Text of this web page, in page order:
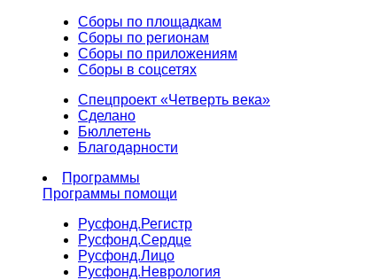
Сборы по площадкам
Сборы по регионам
Сборы по приложениям
Сборы в соцсетях
Спецпроект «Четверть века»
Сделано
Бюллетень
Благодарности
Программы
Программы помощи
Русфонд.Регистр
Русфонд.Сердце
Русфонд.Лицо
Русфонд.Неврология